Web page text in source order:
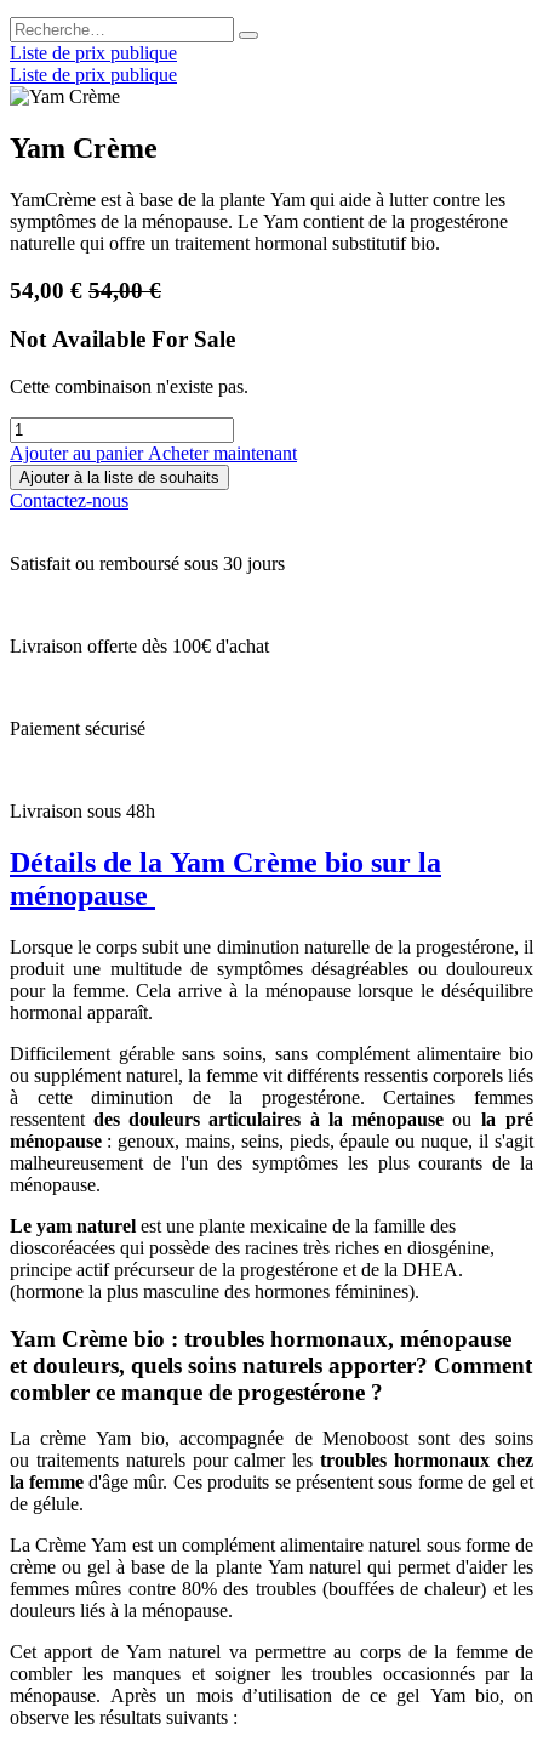
Liste de prix publique
Liste de prix publique
Yam Crème
YamCrème est à base de la plante Yam qui aide à lutter contre les
symptômes de la ménopause. Le Yam contient de la progestérone
naturelle qui offre un traitement hormonal substitutif bio.
54,00 € 54,00€
Not Available For Sale
Cette combinaison n'existe pas.
Ajouter au panier Acheter maintenant
Ajouter à la liste de souhaits
Contactez-nous
Satisfait ou remboursé sous 30 jours
Livraison offerte dès 100€ d'achat
Paiement sécurisé
Livraison sous 48h
Détails de la Yam Crème bio sur la
ménopause
Lorsque le corps subit une diminution naturelle de la progestérone, il
produit une multitude de symptômes désagréables ou douloureux
pour la femme. Cela arrive à la ménopause lorsque le déséquilibre
hormonal apparaît.
Difficilement gérable sans soins, sans complément alimentaire bio
ou supplément naturel, la femme vit différents ressentis corporels liés
à cette diminution de la progestérone. Certaines femmes
ressentent des douleurs articulaires à la ménopause ou la pré
ménopause : genoux, mains, seins, pieds, épaule ou nuque, il s'agit
malheureusement de l'un des symptômes les plus courants de la
ménopause.
Le yam naturel est une plante mexicaine de la famille des
dioscoréacées qui possède des racines très riches en diosgénine,
principe actif précurseur de la progestérone et de la DHEA.
(hormone la plus masculine des hormones féminines).
Yam Crème bio : troubles hormonaux, ménopause
et douleurs, quels soins naturels apporter? Comment
combler ce manque de progestérone ?
La crème Yam bio, accompagnée de Menoboost sont des soins
ou traitements naturels pour calmer les troubles hormonaux chez
la femme d'âge mûr. Ces produits se présentent sous forme de gel et
de gélule.
La Crème Yam est un complément alimentaire naturel sous forme de
crème ou gel à base de la plante Yam naturel qui permet d'aider les
femmes mûres contre 80% des troubles (bouffées de chaleur) et les
douleurs liés à la ménopause.
Cet apport de Yam naturel va permettre au corps de la femme de
combler les manques et soigner les troubles occasionnés par la
ménopause. Après un mois d’utilisation de ce gel Yam bio, on
observe les résultats suivants :